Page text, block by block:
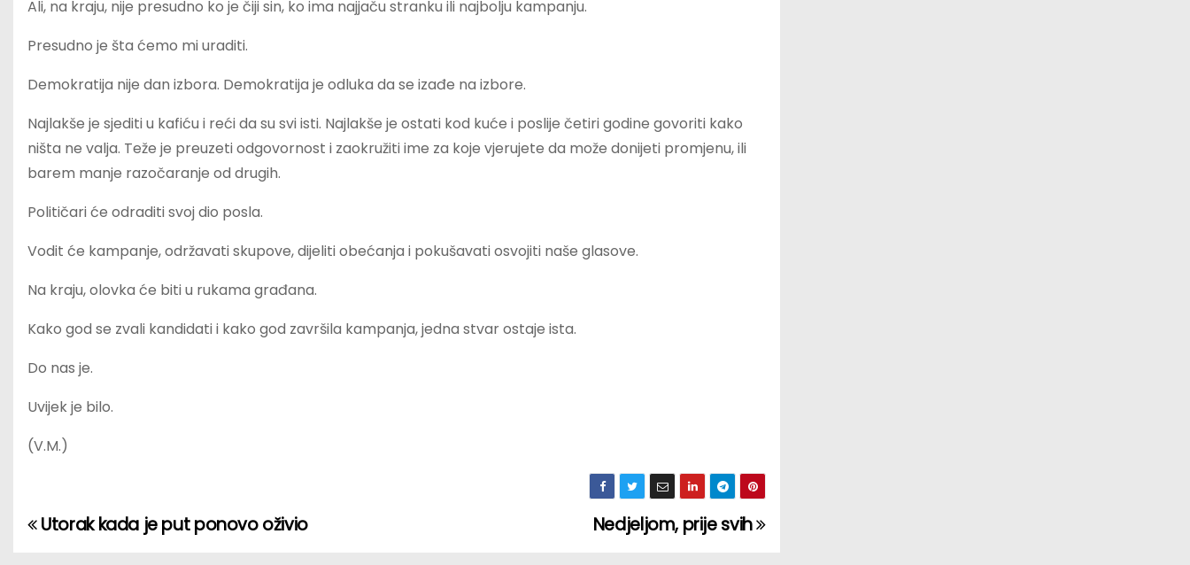
Ali, na kraju, nije presudno ko je čiji sin, ko ima najjaču stranku ili najbolju kampanju.
Presudno je šta ćemo mi uraditi.
Demokratija nije dan izbora. Demokratija je odluka da se izađe na izbore.
Najlakše je sjediti u kafiću i reći da su svi isti. Najlakše je ostati kod kuće i poslije četiri godine govoriti kako
ništa ne valja. Teže je preuzeti odgovornost i zaokružiti ime za koje vjerujete da može donijeti promjenu, ili
barem manje razočaranje od drugih.
Političari će odraditi svoj dio posla.
Vodit će kampanje, održavati skupove, dijeliti obećanja i pokušavati osvojiti naše glasove.
Na kraju, olovka će biti u rukama građana.
Kako god se zvali kandidati i kako god završila kampanja, jedna stvar ostaje ista.
Do nas je.
Uvijek je bilo.
(V.M.)
P
Nedjeljom, prije svih
Utorak kada je put ponovo oživio